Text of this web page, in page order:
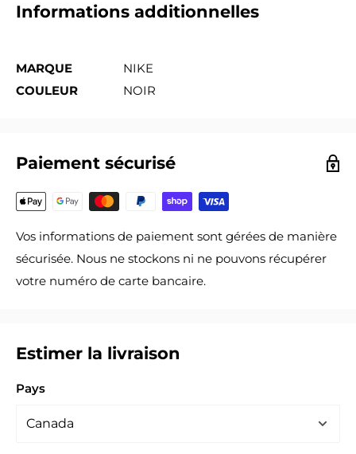
Informations additionnelles
MARQUE
NIKE
COULEUR
NOIR
Paiement sécurisé
Vos informations de paiement sont gérées de manière
sécurisée. Nous ne stockons ni ne pouvons récupérer
votre numéro de carte bancaire.
Estimer la livraison
Pays